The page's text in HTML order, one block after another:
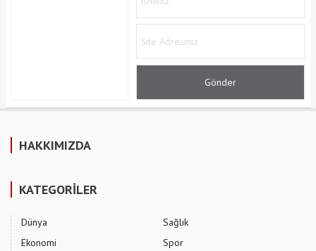
HAKKIMIZDA
KATEGORİLER
Dünya
Ekonomi
Sağlık
Spor